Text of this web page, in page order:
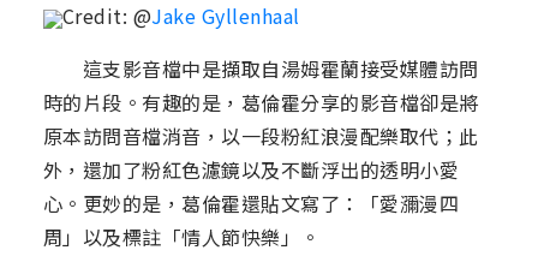
Credit: @Jake Gyllenhaal
這支影音檔中是擷取自湯姆霍蘭接受媒體訪問
時的片段。有趣的是，葛倫霍分享的影音檔卻是將
原本訪問音檔消音，以一段粉紅浪漫配樂取代；此
外，還加了粉紅色濾鏡以及不斷浮出的透明小愛
心。更妙的是，葛倫霍還貼文寫了：「愛瀰漫四
周」以及標註「情人節快樂」。